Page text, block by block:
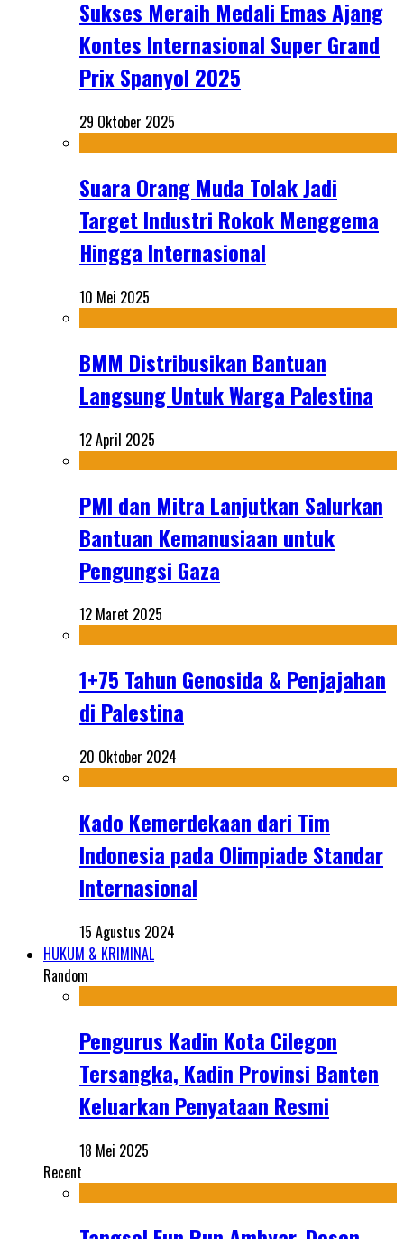
Sukses Meraih Medali Emas Ajang
Kontes Internasional Super Grand
Prix Spanyol 2025
29 Oktober 2025
Suara Orang Muda Tolak Jadi
Target Industri Rokok Menggema
Hingga Internasional
10 Mei 2025
BMM Distribusikan Bantuan
Langsung Untuk Warga Palestina
12 April 2025
PMI dan Mitra Lanjutkan Salurkan
Bantuan Kemanusiaan untuk
Pengungsi Gaza
12 Maret 2025
1+75 Tahun Genosida & Penjajahan
di Palestina
20 Oktober 2024
Kado Kemerdekaan dari Tim
Indonesia pada Olimpiade Standar
Internasional
15 Agustus 2024
HUKUM & KRIMINAL
Random
Pengurus Kadin Kota Cilegon
Tersangka, Kadin Provinsi Banten
Keluarkan Penyataan Resmi
18 Mei 2025
Recent